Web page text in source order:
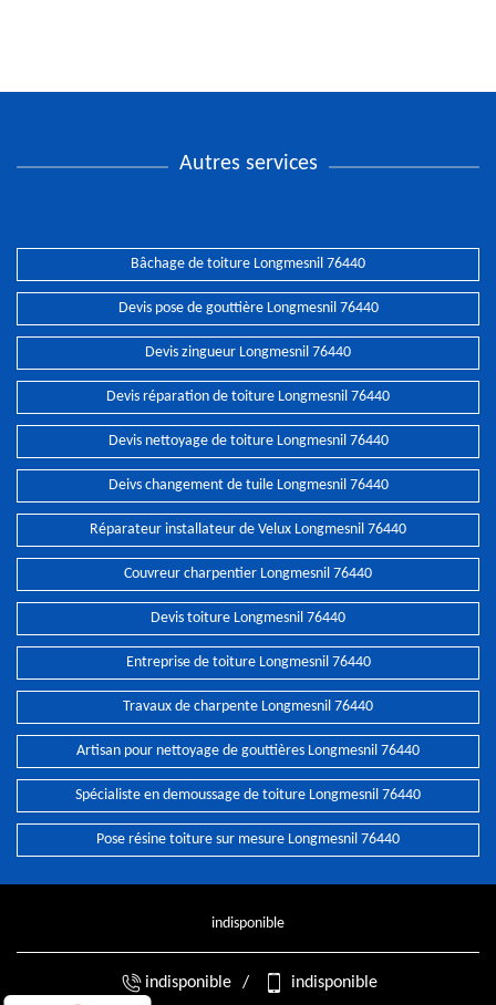
Autres services
Bâchage de toiture Longmesnil 76440
Devis pose de gouttière Longmesnil 76440
Devis zingueur Longmesnil 76440
Devis réparation de toiture Longmesnil 76440
Devis nettoyage de toiture Longmesnil 76440
Deivs changement de tuile Longmesnil 76440
Réparateur installateur de Velux Longmesnil 76440
Couvreur charpentier Longmesnil 76440
Devis toiture Longmesnil 76440
Entreprise de toiture Longmesnil 76440
Travaux de charpente Longmesnil 76440
Artisan pour nettoyage de gouttières Longmesnil 76440
Spécialiste en demoussage de toiture Longmesnil 76440
Pose résine toiture sur mesure Longmesnil 76440
indisponible
indisponible / indisponible